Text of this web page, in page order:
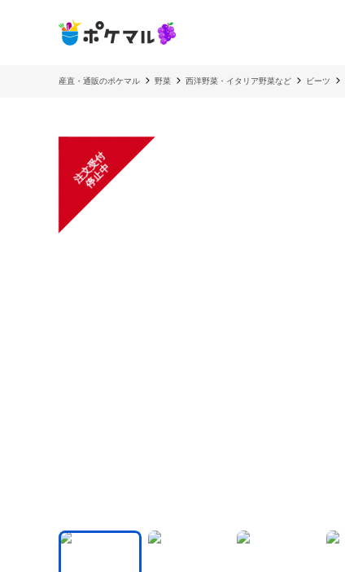
産直・通販のポケマル 野菜 西洋野菜・イタリア野菜など ビーツ
注
文
受
付
停
止
中